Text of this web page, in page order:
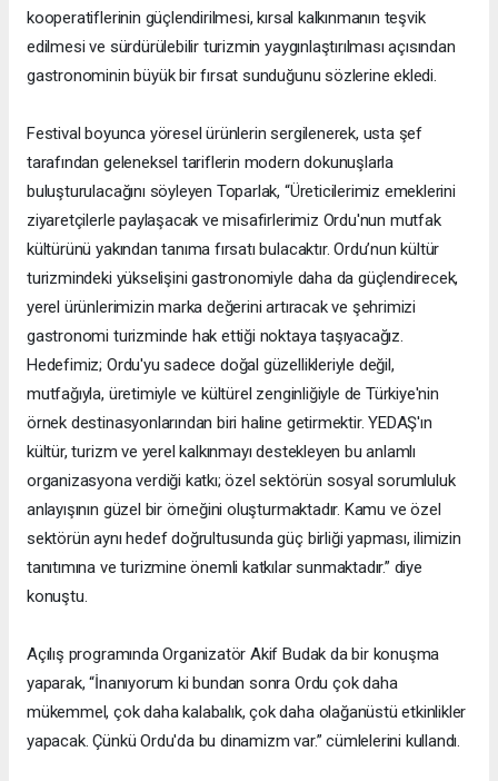
kooperatiflerinin güçlendirilmesi, kırsal kalkınmanın teşvik
edilmesi ve sürdürülebilir turizmin yaygınlaştırılması açısından
gastronominin büyük bir fırsat sunduğunu sözlerine ekledi.
Festival boyunca yöresel ürünlerin sergilenerek, usta şef
tarafından geleneksel tariflerin modern dokunuşlarla
buluşturulacağını söyleyen Toparlak, “Üreticilerimiz emeklerini
ziyaretçilerle paylaşacak ve misafirlerimiz Ordu'nun mutfak
kültürünü yakından tanıma fırsatı bulacaktır. Ordu’nun kültür
turizmindeki yükselişini gastronomiyle daha da güçlendirecek,
yerel ürünlerimizin marka değerini artıracak ve şehrimizi
gastronomi turizminde hak ettiği noktaya taşıyacağız.
Hedefimiz; Ordu'yu sadece doğal güzellikleriyle değil,
mutfağıyla, üretimiyle ve kültürel zenginliğiyle de Türkiye'nin
örnek destinasyonlarından biri haline getirmektir. YEDAŞ'ın
kültür, turizm ve yerel kalkınmayı destekleyen bu anlamlı
organizasyona verdiği katkı; özel sektörün sosyal sorumluluk
anlayışının güzel bir örneğini oluşturmaktadır. Kamu ve özel
sektörün aynı hedef doğrultusunda güç birliği yapması, ilimizin
tanıtımına ve turizmine önemli katkılar sunmaktadır.” diye
konuştu.
Açılış programında Organizatör Akif Budak da bir konuşma
yaparak, “İnanıyorum ki bundan sonra Ordu çok daha
mükemmel, çok daha kalabalık, çok daha olağanüstü etkinlikler
yapacak. Çünkü Ordu'da bu dinamizm var.” cümlelerini kullandı.